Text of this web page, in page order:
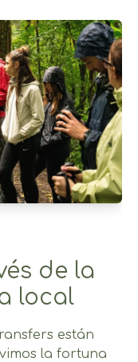
de la
local
están
la fortuna